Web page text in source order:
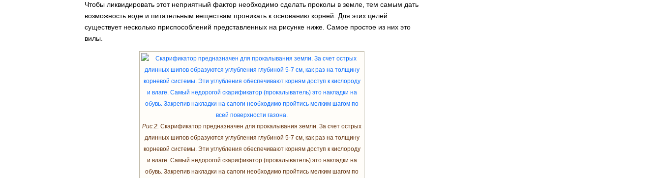
Чтобы ликвидировать этот неприятный фактор необходимо сделать проколы в земле, тем самым дать
возможность воде и питательным веществам проникать к основанию корней. Для этих целей
существует несколько приспособлений представленных на рисунке ниже. Самое простое из них это
вилы.
Рис.2. Скарификатор предназначен для прокалывания земли. За счет острых
длинных шипов образуются углубления глубиной 5-7 см, как раз на толщину
корневой системы. Эти углубления обеспечивают корням доступ к кислороду
и влаге. Самый недорогой скарификатор (прокалыватель) это накладки на
обувь. Закрепив накладки на сапоги необходимо пройтись мелким шагом по